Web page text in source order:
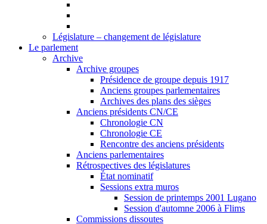
Législature – changement de législature
Le parlement
Archive
Archive groupes
Présidence de groupe depuis 1917
Anciens groupes parlementaires
Archives des plans des sièges
Anciens présidents CN/CE
Chronologie CN
Chronologie CE
Rencontre des anciens présidents
Anciens parlementaires
Rétrospectives des législatures
État nominatif
Sessions extra muros
Session de printemps 2001 Lugano
Session d'automne 2006 à Flims
Commissions dissoutes